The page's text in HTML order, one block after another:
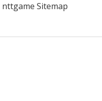
nttgame Sitemap